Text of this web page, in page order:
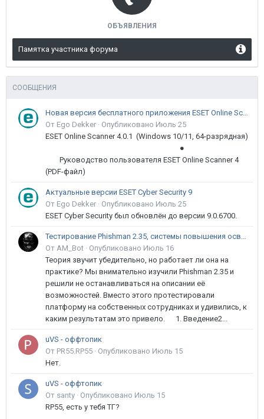
ОБЪЯВЛЕНИЯ
Памятка участника форума
СООБЩЕНИЯ
Новая версия бесплатного приложения ESET Online Scanner доступна пользователям
От Ego Dekker · Опубликовано Июль 25
ESET Online Scanner 4.0.1 (Windows 10/11, 64-разрядная)
●
Руководство пользователя ESET Online Scanner 4
(PDF-файл)
Актуальные версии ESET Cyber Security 9
От Ego Dekker · Опубликовано Июль 25
ESET Cyber Security был обновлён до версии 9.0.6700.
Тестирование Phishman 2.35, системы повышения осведомлённости пользователей в сфере ИБ
От AM_Bot · Опубликовано Июль 16
Теория звучит убедительно, но работает ли она на
практике? Мы внимательно изучили Phishman 2.35 и
решили не останавливаться на описании её
возможностей. Вместо этого протестировали
платформу на собственных сотрудниках и удивились, к
каким результатам это привело. 1. Введение2...
uVS - оффтопик
От PR55.RP55 · Опубликовано Июль 15
Нет.
uVS - оффтопик
От santy · Опубликовано Июль 15
RP55, есть у тебя ТГ?